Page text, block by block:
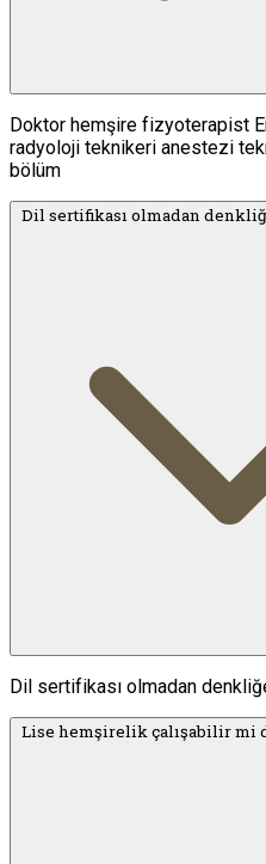
Doktor hemşire fizyoterapist
radyoloji teknikeri anestezi
bölüm
Dil sertifikası olmadan
Dil sertifikası olmadan
Lise hemşirelik çalışabilir mi